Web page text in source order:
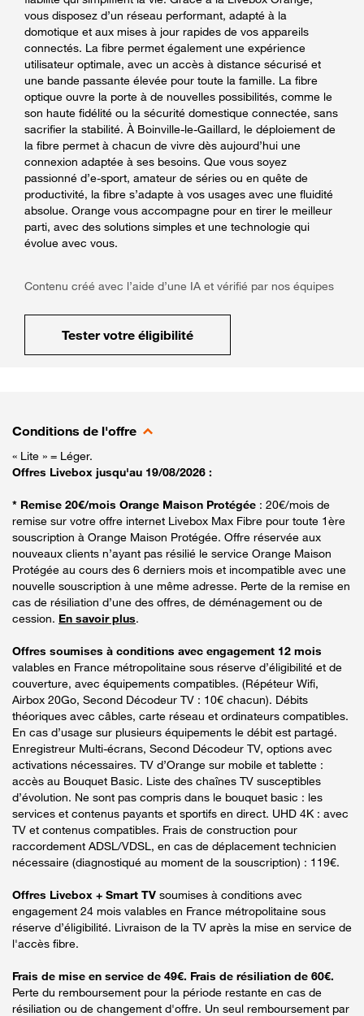
vous disposez d’un réseau performant, adapté à la
domotique et aux mises à jour rapides de vos appareils
connectés. La fibre permet également une expérience
utilisateur optimale, avec un accès à distance sécurisé et
une bande passante élevée pour toute la famille. La fibre
optique ouvre la porte à de nouvelles possibilités, comme le
son haute fidélité ou la sécurité domestique connectée, sans
sacrifier la stabilité. À Boinville-le-Gaillard, le déploiement de
la fibre permet à chacun de vivre dès aujourd’hui une
connexion adaptée à ses besoins. Que vous soyez
passionné d’e-sport, amateur de séries ou en quête de
productivité, la fibre s’adapte à vos usages avec une fluidité
absolue. Orange vous accompagne pour en tirer le meilleur
parti, avec des solutions simples et une technologie qui
évolue avec vous.
Contenu créé avec l’aide d’une IA et vérifié par nos équipes
Tester votre éligibilité
Conditions de l'offre
« Lite » = Léger.
Offres Livebox jusqu'au 19/08/2026 :
* Remise 20€/mois Orange Maison Protégée : 20€/mois de
remise sur votre offre internet Livebox Max Fibre pour toute 1ère
souscription à Orange Maison Protégée. Offre réservée aux
nouveaux clients n’ayant pas résilié le service Orange Maison
Protégée au cours des 6 derniers mois et incompatible avec une
nouvelle souscription à une même adresse. Perte de la remise en
cas de résiliation d’une des offres, de déménagement ou de
cession. En savoir plus.
Offres soumises à conditions avec engagement 12 mois
valables en France métropolitaine sous réserve d’éligibilité et de
couverture, avec équipements compatibles. (Répéteur Wifi,
Airbox 20Go, Second Décodeur TV : 10€ chacun). Débits
théoriques avec câbles, carte réseau et ordinateurs compatibles.
En cas d’usage sur plusieurs équipements le débit est partagé.
Enregistreur Multi-écrans, Second Décodeur TV, options avec
activations nécessaires. TV d’Orange sur mobile et tablette :
accès au Bouquet Basic. Liste des chaînes TV susceptibles
d’évolution. Ne sont pas compris dans le bouquet basic : les
services et contenus payants et sportifs en direct. UHD 4K : avec
TV et contenus compatibles. Frais de construction pour
raccordement ADSL/VDSL, en cas de déplacement technicien
nécessaire (diagnostiqué au moment de la souscription) : 119€.
Offres Livebox + Smart TV soumises à conditions avec
engagement 24 mois valables en France métropolitaine sous
réserve d’éligibilité. Livraison de la TV après la mise en service de
l'accès fibre.
Frais de mise en service de 49€. Frais de résiliation de 60€.
Perte du remboursement pour la période restante en cas de
résiliation ou de changement d'offre. Un seul remboursement par